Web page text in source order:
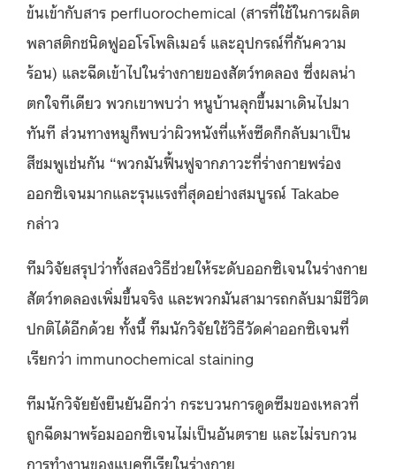
ข้นเข้ากับสาร perfluorochemical (สารที่ใช้ในการผลิต
พลาสติกชนิดฟูออโรโพลิเมอร์ และอุปกรณ์ที่กันความ
ร้อน) และฉีดเข้าไปในร่างกายของสัตว์ทดลอง ซึ่งผลน่า
ตกใจทีเดียว พวกเขาพบว่า หนูบ้านลุกขึ้นมาเดินไปมา
ทันที ส่วนทางหมูก็พบว่าผิวหนังที่แห้งซีดก็กลับมาเป็น
สีชมพูเช่นกัน “พวกมันฟื้นฟูจากภาวะที่ร่างกายพร่อง
ออกซิเจนมากและรุนแรงที่สุดอย่างสมบูรณ์ Takabe
กล่าว
ทีมวิจัยสรุปว่าทั้งสองวิธีช่วยให้ระดับออกซิเจนในร่างกาย
สัตว์ทดลองเพิ่มขึ้นจริง และพวกมันสามารถกลับมามีชีวิต
ปกติได้อีกด้วย ทั้งนี้ ทีมนักวิจัยใช้วิธีวัดค่าออกซิเจนที่
เรียกว่า immunochemical staining
ทีมนักวิจัยยังยืนยันอีกว่า กระบวนการดูดซึมของเหลวที่
ถูกฉีดมาพร้อมออกซิเจนไม่เป็นอันตราย และไม่รบกวน
การทำงานของแบคทีเรียในร่างกาย